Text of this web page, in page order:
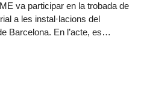
va participar en la trobada de
a les instal·lacions del
Barcelona. En l’acte, es…